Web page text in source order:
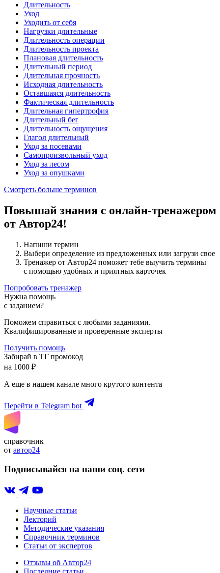
Длительность
Уход
Уходить от себя
Нагрузки длительные
Длительность операции
Длительность проекта
Плановая длительность
Длительный период
Длительная прочность
Исходная длительность
Оставшаяся длительность
Фактическая длительность
Длительная гипертрофия
Длительный бег
Длительность ощущения
Глагол длительный
Уход за посевами
Самопроизвольный уход
Уход за лесом
Уход за опушками
Смотреть больше терминов
Повышай знания с онлайн-тренажером
от Автор24!
Напиши термин
Выбери определение из предложенных или загрузи свое
Тренажер от Автор24 поможет тебе выучить термины
с помощью удобных и приятных карточек
Попробовать тренажер
Нужна помощь
с заданием?
Поможем справиться с любыми заданиями.
Квалифицированные и проверенные эксперты
Получить помощь
Забирай в ТГ промокод
на 1000 ₽
А еще в нашем канале много крутого контента
Перейти в Telegram bot
справочник
от автор24
Подписывайся на наши соц. сети
Научные статьи
Лекторий
Методические указания
Справочник терминов
Статьи от экспертов
Отзывы об Автор24
Последние статьи